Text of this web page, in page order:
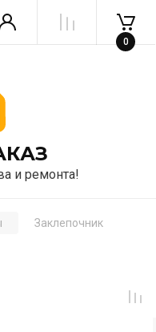
и ремонта!
0
Заклепочник